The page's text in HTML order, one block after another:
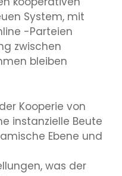
System, mit
-Parteien
zwischen
bleiben
Kooperie von
instanzielle Beute
Ebene und
was der